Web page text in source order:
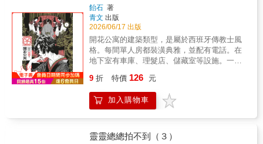
飴石 著
青文 出版
2026/06/17 出版
開花公寓的建築類型，是屬於西班牙傳教士風
格。每間單人房都裝潢典雅，並配有電話。在
地下室有車庫、理髮店、儲藏室等設施。一樓
摒棄奢華，提供舒適愜意的生活。我們尊重各
位住戶的習慣，同時倡導隨心所欲且先進的生
活。本書特色親手殺害丈夫的婦人、年齡相差
裡，每個住戶全都有「難言之隱」。
9 折 特價 126 元
加入購物車
靈靈總總拍不到（３）